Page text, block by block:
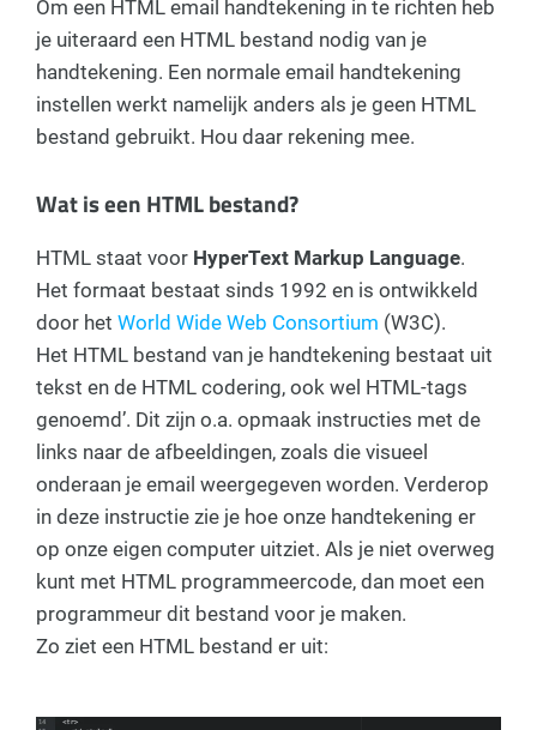
Om een HTML email handtekening in te richten heb
je uiteraard een HTML bestand nodig van je
handtekening. Een normale email handtekening
instellen werkt namelijk anders als je geen HTML
bestand gebruikt. Hou daar rekening mee.
Wat is een HTML bestand?
HTML staat voor HyperText Markup Language.
Het formaat bestaat sinds 1992 en is ontwikkeld
door het World Wide Web Consortium (W3C).
Het HTML bestand van je handtekening bestaat uit
tekst en de HTML codering, ook wel HTML-tags
genoemd’. Dit zijn o.a. opmaak instructies met de
links naar de afbeeldingen, zoals die visueel
onderaan je email weergegeven worden. Verderop
in deze instructie zie je hoe onze handtekening er
op onze eigen computer uitziet. Als je niet overweg
kunt met HTML programmeercode, dan moet een
programmeur dit bestand voor je maken.
Zo ziet een HTML bestand er uit: